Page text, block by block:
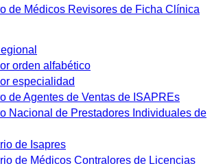
de Médicos Revisores de Ficha Clínica
orden alfabético
especialidad
de Agentes de Ventas de ISAPREs
Nacional de Prestadores Individuales de
de Isapres
de Médicos Contralores de Licencias